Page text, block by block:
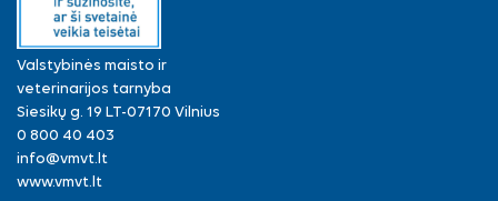
Valstybinės maisto ir
veterinarijos tarnyba
Siesikų g. 19 LT-07170 Vilnius
0 800 40 403
info@vmvt.lt
www.vmvt.lt